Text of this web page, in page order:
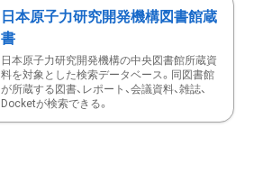
日本原子力研究開発機構図書館蔵
書
日本原子力研究開発機構の中央図書館所蔵資
料を対象とした検索データベース。同図書館
が所蔵する図書、レポート、会議資料、雑誌、
Docketが検索できる。